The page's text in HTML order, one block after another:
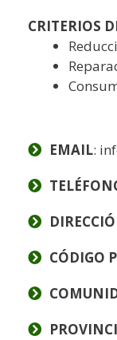
CRITERIOS
EMAIL:
CÓDIGO